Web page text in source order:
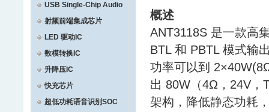
USB Single-Chip Audio
射频前端集成芯片
LED 驱动IC
数模转换IC
升降压IC
快充芯片
超低功耗语音识别SOC
概述
ANT3118S 是一款高
BTL 和 PBTL 模式输
功率可以到
出 80W（4Ω，24V，
架构，降低静态功耗